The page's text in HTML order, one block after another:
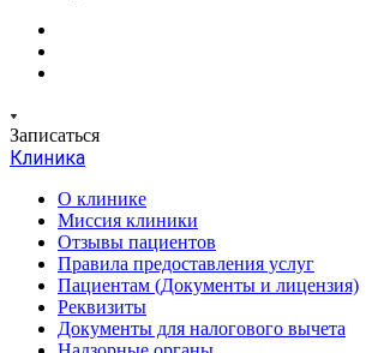
Записаться
Клиника
О клинике
Миссия клиники
Отзывы пациентов
Правила предоставления услуг
Пациентам (Документы и лицензия)
Реквизиты
Документы для налогового вычета